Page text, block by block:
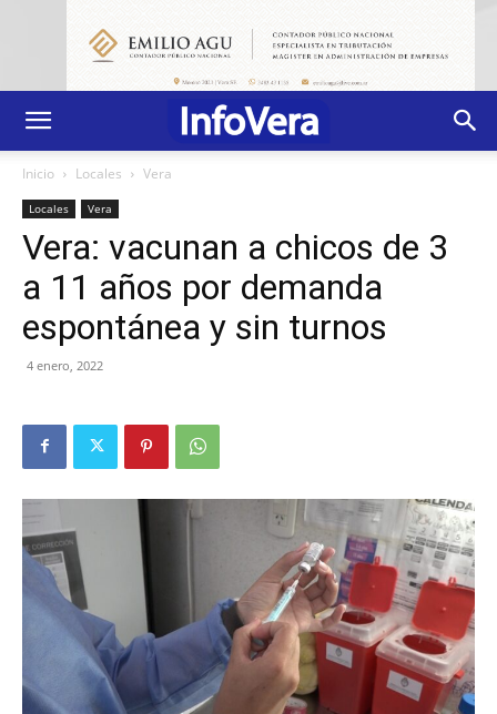
Inicio Locales Vera
Locales Vera
Vera: vacunan a chicos de 3
a 11 años por demanda
espontánea y sin turnos
4 enero, 2022